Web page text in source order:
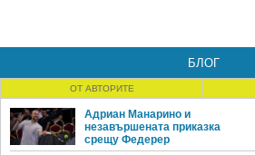
БЛОГ
ОТ АВТОРИТЕ
Адриан Манарино и
незавършената приказка
срещу Федерер